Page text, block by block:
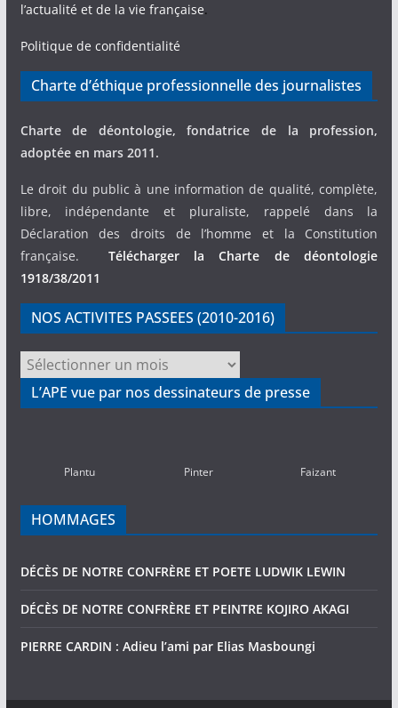
l’actualité et de la vie française.
Politique de confidentialité
Charte d’éthique professionnelle des journalistes
Charte de déontologie, fondatrice de la profession,
adoptée en mars 2011.
Le droit du public à une information de qualité, complète,
libre, indépendante et pluraliste, rappelé dans la
Déclaration des droits de l’homme et la Constitution
française. Télécharger la Charte de déontologie
1918/38/2011
NOS ACTIVITES PASSEES (2010-2016)
NOS
ACTIVITES
PASSEES
L’APE vue par nos dessinateurs de presse
Plantu Pinter Faizant
HOMMAGES
DÉCÈS DE NOTRE CONFRÈRE ET POETE LUDWIK LEWIN
DÉCÈS DE NOTRE CONFRÈRE ET PEINTRE KOJIRO AKAGI
PIERRE CARDIN : Adieu l’ami par Elias Masboungi